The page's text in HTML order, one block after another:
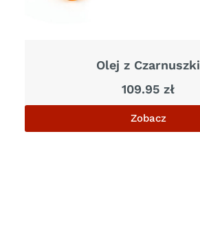
Olej z Czarnuszki
109.95zł
Zobacz